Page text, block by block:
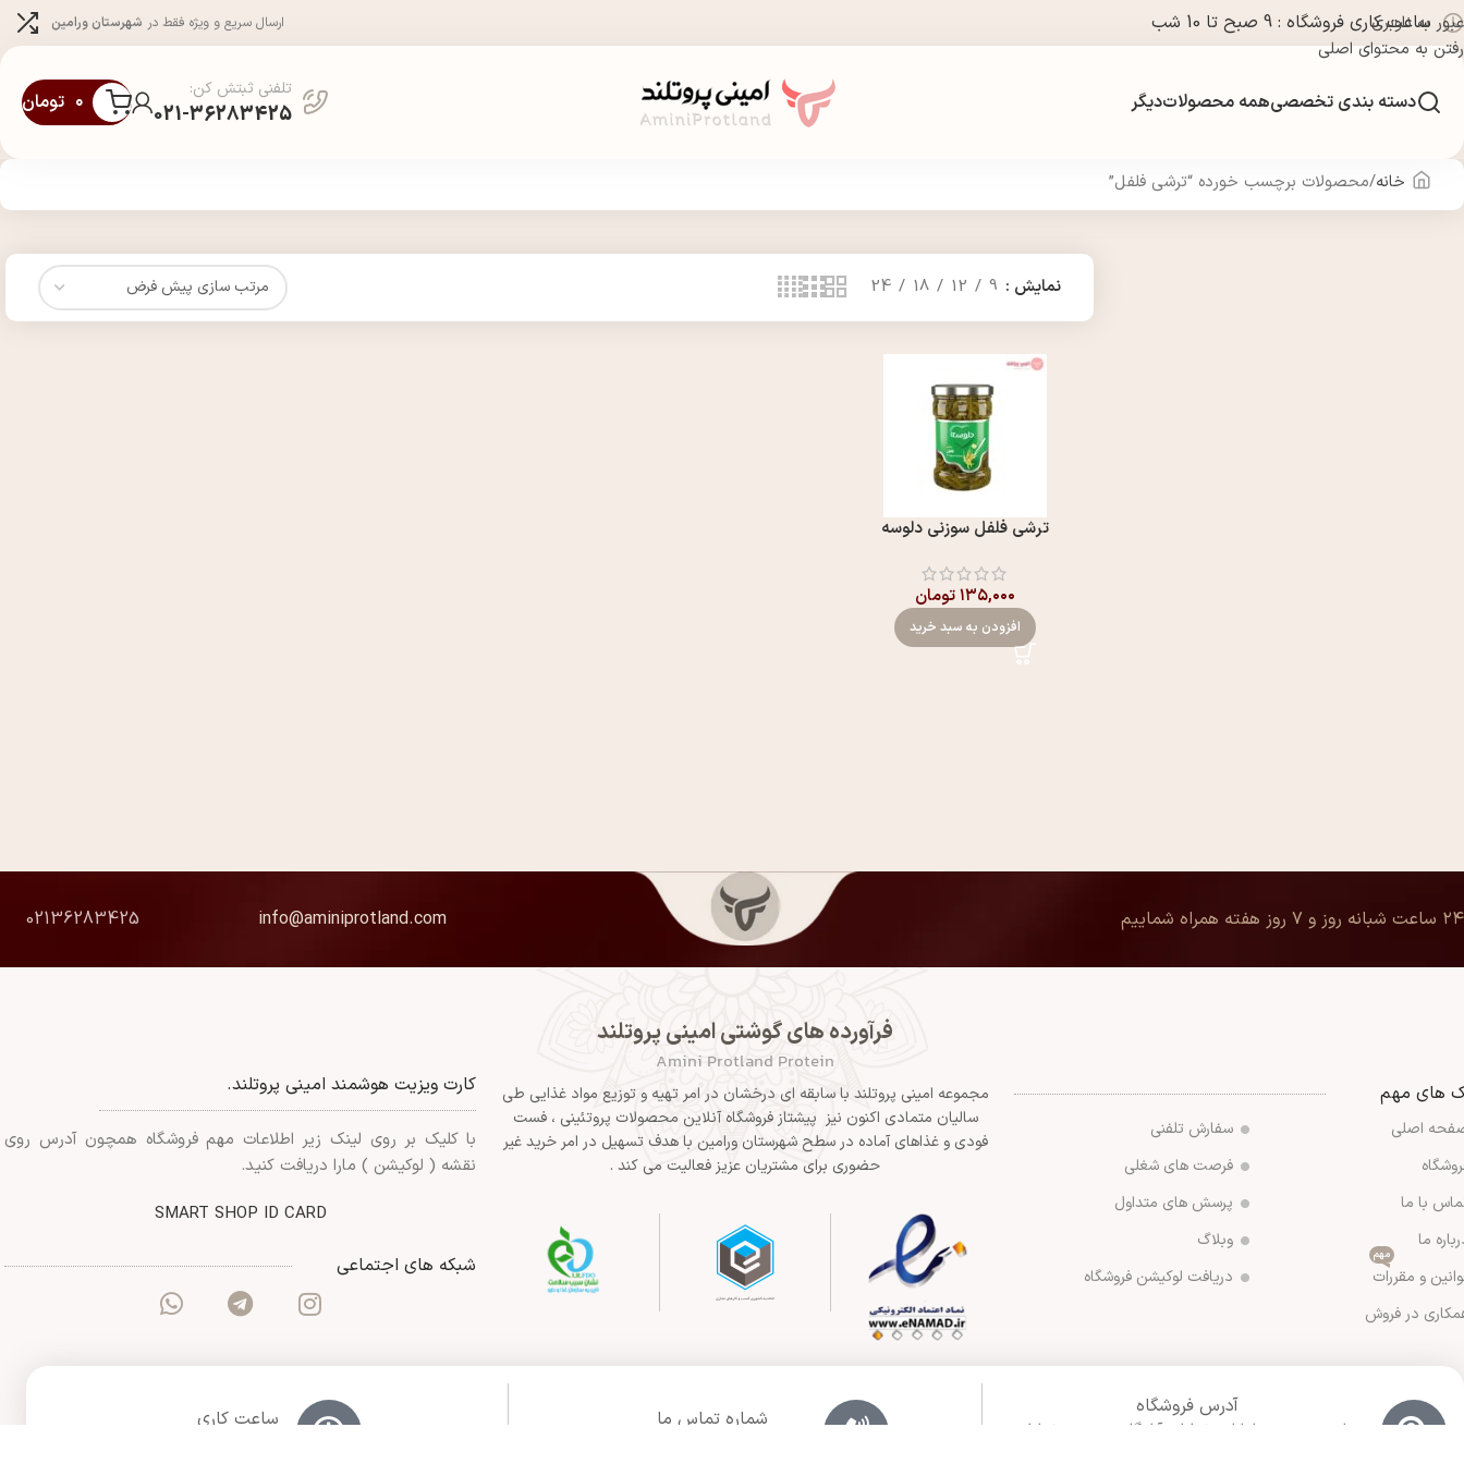
عبور به ناوبری
رفتن به محتوای اصلی
ساعت کاری فروشگاه : 9 صبح تا 10 شب ارسال سریع و ویژه فقط در شهرستان ورامین
دسته بندی تخصصیهمه محصولاتدیگر
تلفنی ثبتش کن:
021-36283425 ۰ تومان
خانه محصولات برچسب خورده “ترشی فلفل”
نمایش 9
12
18
24
ترشی فلفل سوزنی دلوسه
۱۳۵,۰۰۰تومان
افزودن به سبد خرید
۲۴ ساعت شبانه روز و ۷ روز هفته همراه شماییم info@aminiprotland.com
02136283425
های مهم
اصلی
با ما
ما
و مقررات
مهم
در فروش
سفارش تلفنی
فرصت های شغلی
پرسش های متداول
وبلاگ
دریافت لوکیشن فروشگاه
فرآورده های گوشتی امینی پروتلند
Amini Protland Protein
مجموعه امینی پروتلند با سابقه ای درخشان در امر تهیه و توزیع مواد غذایی طی
سالیان متمادی اکنون نیز پیشتاز فروشگاه آنلاین محصولات پروتئینی ، فست
فودی و غذاهای آماده در سطح شهرستان ورامین با هدف تسهیل در امر خرید غیر
حضوری برای مشتریان عزیز فعالیت می کند .
کارت ویزیت هوشمند امینی پروتلند.
با کلیک بر روی لینک زیر اطلاعات مهم فروشگاه همچون آدرس روی
نقشه ( لوکیشن ) مارا دریافت کنید.
SMART SHOP ID CARD
شبکه های اجتماعی
آدرس فروشگاه
ورامین مجتمع ادارات خیابان آزادگان روبروی خیابان
شماره تماس ما ساعت کاری